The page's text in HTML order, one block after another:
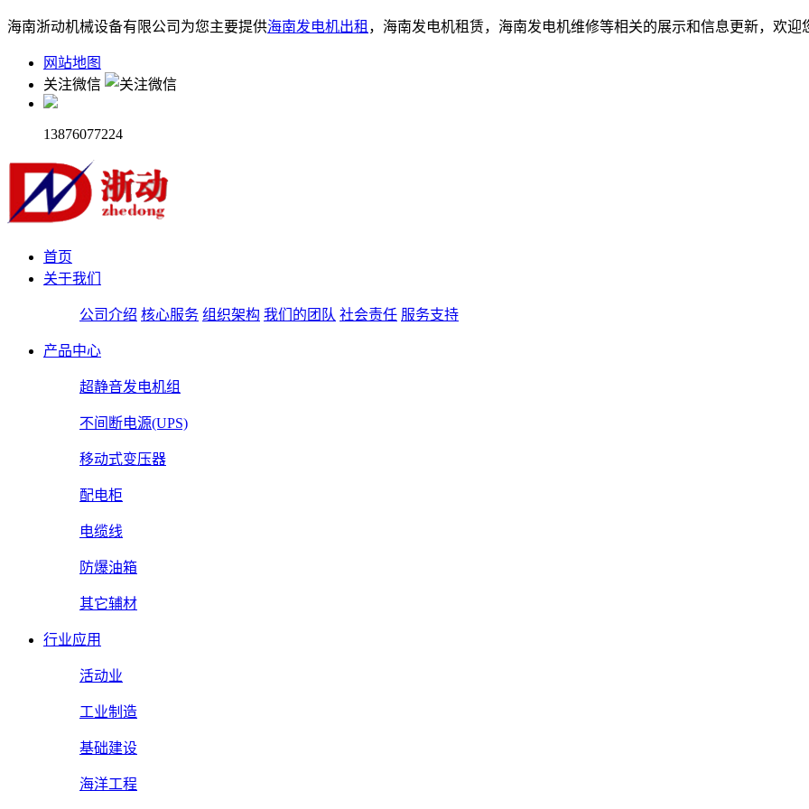
海南浙动机械设备有限公司为您主要提供海南发电机出租 ，海南发电机租赁，海南发电机维修等相关的展示和信息更新，欢迎
网站地图
关注微信
13876077224
首页
关于我们
公司介绍 核心服务 组织架构 我们的团队 社会责任 服务支持
产品中心
超静音发电机组
不间断电源(UPS)
移动式变压器
配电柜
电缆线
防爆油箱
其它辅材
行业应用
活动业
工业制造
基础建设
海洋工程